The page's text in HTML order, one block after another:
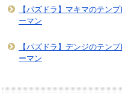
【パズドラ】マキマのテン
ーマン
【パズドラ】デンジのテン
ーマン